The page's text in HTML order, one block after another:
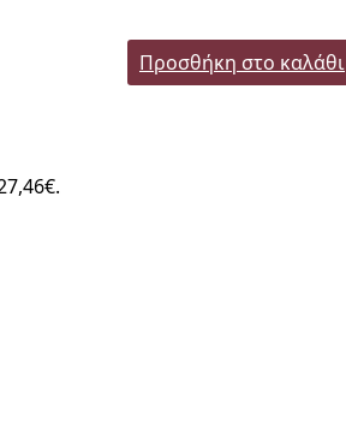
Προσθήκη στο καλάθι